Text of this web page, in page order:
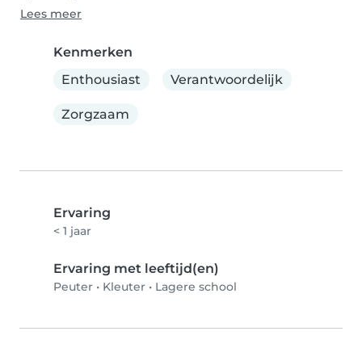
Lees meer
Kenmerken
Enthousiast
Verantwoordelijk
Zorgzaam
Ervaring
< 1 jaar
Ervaring met leeftijd(en)
Peuter • Kleuter • Lagere school